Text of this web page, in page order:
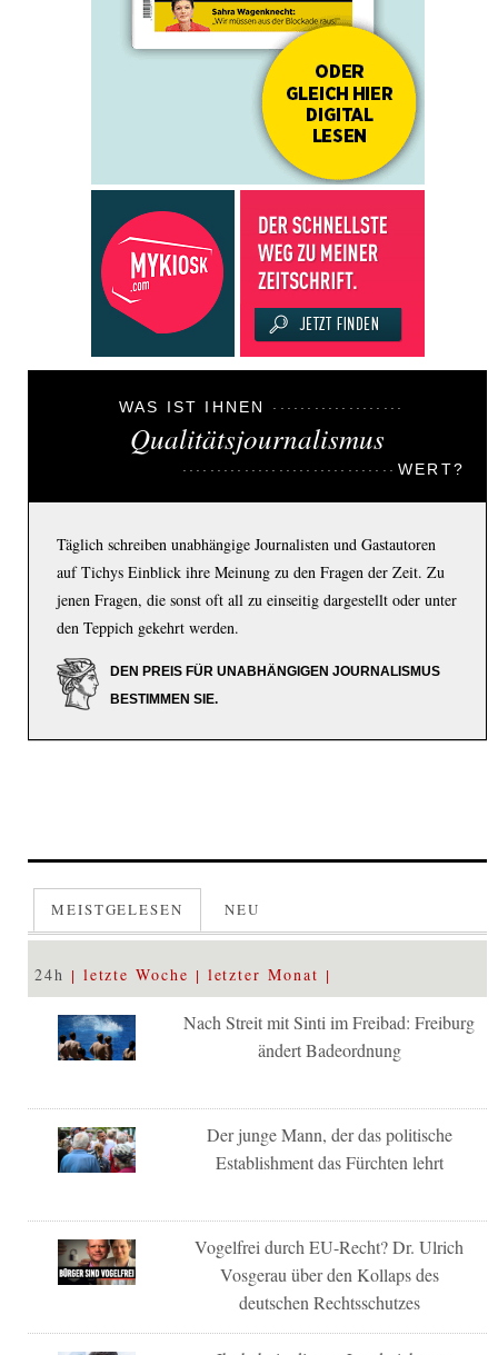
WAS IST IHNEN
Qualitätsjournalismus
WERT?
Täglich schreiben unabhängige Journalisten und Gastautoren
auf Tichys Einblick ihre Meinung zu den Fragen der Zeit. Zu
jenen Fragen, die sonst oft all zu einseitig dargestellt oder unter
den Teppich gekehrt werden.
DEN PREIS FÜR UNABHÄNGIGEN JOURNALISMUS
BESTIMMEN SIE.
MEISTGELESEN NEU
24h letzte Woche letzter Monat
Nach Streit mit Sinti im Freibad: Freiburg
ändert Badeordnung
Der junge Mann, der das politische
Establishment das Fürchten lehrt
Vogelfrei durch EU-Recht? Dr. Ulrich
Vosgerau über den Kollaps des
deutschen Rechtsschutzes